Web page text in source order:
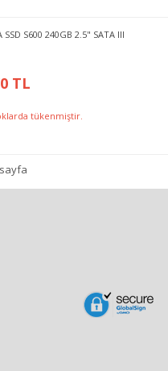
SSD S600 240GB 2.5" SATA III
TL
tükenmiştir.